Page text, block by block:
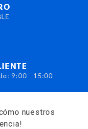
9:00 - 15:00
nuestros